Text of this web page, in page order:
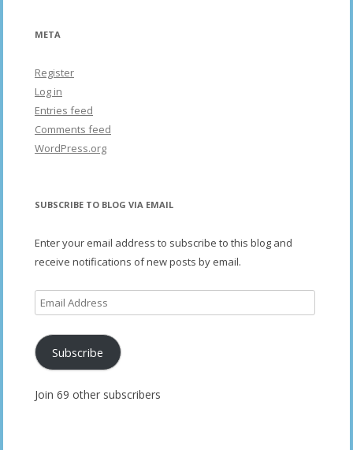
META
Register
Log in
Entries feed
Comments feed
WordPress.org
SUBSCRIBE TO BLOG VIA EMAIL
Enter your email address to subscribe to this blog and
receive notifications of new posts by email.
Email
Address
Subscribe
Join 69 other subscribers